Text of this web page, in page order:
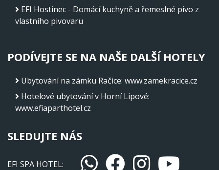
EFI Hostinec - Domácí kuchyně a řemeslné pivo z
vlastního pivovaru
PODÍVEJTE SE NA NAŠE DALŠÍ HOTELY
Ubytování na zámku Račice: www.zamekracice.cz
Hotelové ubytování v Horní Lipové:
www.efiaparthotel.cz
SLEDUJTE NÁS
EFI SPA HOTEL: